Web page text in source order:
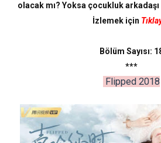
olacak mı? Yoksa çocukluk
İzlemek için
Bölüm Sayısı:
***
Flipped 2018